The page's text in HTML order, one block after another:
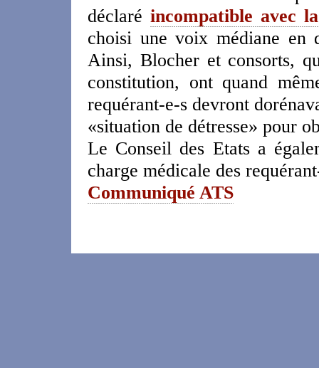
déclaré incompatible avec
choisi une voix médiane en
Ainsi, Blocher et consorts,
constitution, ont quand
requérant-e-s devront
«situation de détresse» pour
Le Conseil des Etats a
charge médicale des
Communiqué ATS